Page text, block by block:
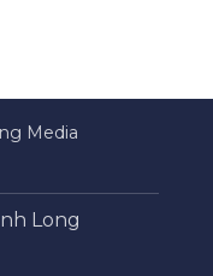
Media
Long